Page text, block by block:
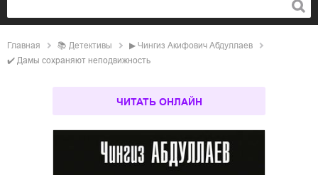
Главная 📚 детективы ▶ Чингиз Акифович Абдуллаев
✔️ Дамы сохраняют неподвижность
ЧИТАТЬ ОНЛАЙН